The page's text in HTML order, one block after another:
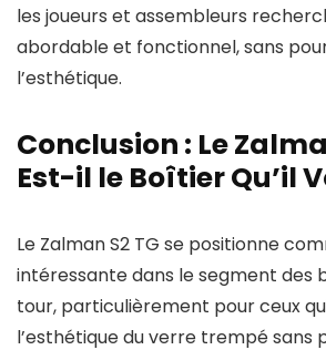
les joueurs et assembleurs
abordable et fonctionnel, sans
l’esthétique.
Conclusion : Le
Est-il le Boîtier Qu’il
Le Zalman S2 TG se positionne
intéressante dans le segment des
tour, particulièrement pour ceux
l’esthétique du verre trempé sans